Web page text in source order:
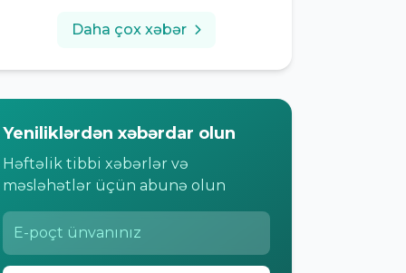
Daha çox xəbər
Yeniliklərdən xəbərdar olun
Həftəlik tibbi xəbərlər və
məsləhətlər üçün abunə olun